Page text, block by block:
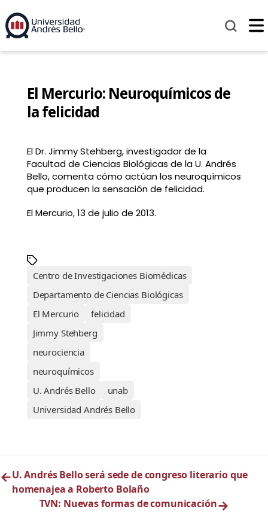
El Mercurio: Neuroquímicos de
la felicidad
El Dr. Jimmy Stehberg, investigador de la
Facultad de Ciencias Biológicas de la U. Andrés
Bello, comenta cómo actúan los neuroquímicos
que producen la sensación de felicidad.
El Mercurio, 13 de julio de 2013.
Centro de Investigaciones Biomédicas
Departamento de Ciencias Biológicas
El Mercurio
felicidad
Jimmy Stehberg
neurociencia
neuroquímicos
U. Andrés Bello
unab
Universidad Andrés Bello
←U. Andrés Bello será sede de congreso literario que
homenajea a Roberto Bolaño
TVN: Nuevas formas de comunicación→